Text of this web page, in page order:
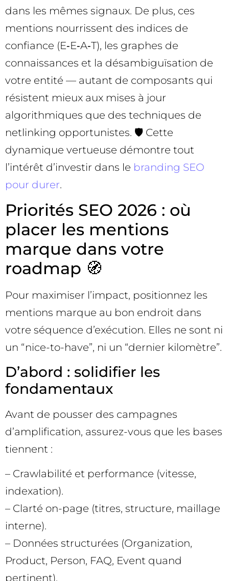
dans les mêmes signaux. De plus, ces
mentions nourrissent des indices de
confiance (E‑E‑A‑T), les graphes de
connaissances et la désambiguïsation de
votre entité — autant de composants qui
résistent mieux aux mises à jour
algorithmiques que des techniques de
netlinking opportunistes. 🛡️ Cette
dynamique vertueuse démontre tout
l’intérêt d’investir dans le branding SEO
pour durer.
Priorités SEO 2026 : où
placer les mentions
marque dans votre
roadmap 🧭
Pour maximiser l’impact, positionnez les
mentions marque au bon endroit dans
votre séquence d’exécution. Elles ne sont ni
un “nice-to-have”, ni un “dernier kilomètre”.
D’abord : solidifier les
fondamentaux
Avant de pousser des campagnes
d’amplification, assurez-vous que les bases
tiennent :
– Crawlabilité et performance (vitesse,
indexation).
– Clarté on-page (titres, structure, maillage
interne).
– Données structurées (Organization,
Product, Person, FAQ, Event quand
pertinent).